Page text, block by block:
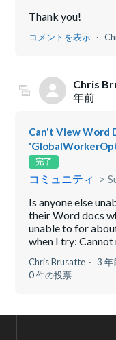
Thank you!
コメントを表示
Chris
年前
Can't View Word
完了
コミュニティ
Is anyone else
their Word docs
unable to for
when I try:
Chris Brusatte 3 年
0 件の投票